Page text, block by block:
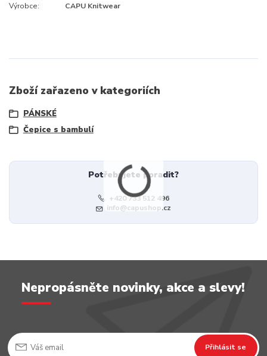
Výrobce: CAPU Knitwear
Zboží zařazeno v kategoriích
PÁNSKÉ
Čepice s bambulí
Potřebujete poradit?
+420 733 512 496
info@capushop.cz
Nepropásněte novinky, akce a slevy!
Přihlásit se